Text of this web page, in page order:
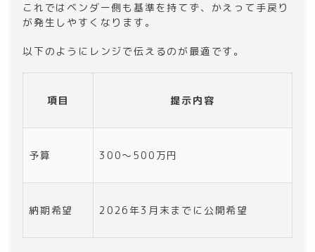
これではベンダー側も基準を持てず、かえって手戻り
が発生しやすくなります。
以下のようにレンジで伝えるのが最適です。
項目 提示内容
予算 300〜500万円
納期希望 2026年3月末までに公開希望